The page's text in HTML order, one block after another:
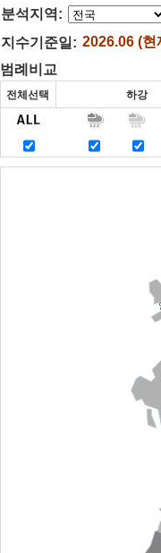
분석지역:
지수기준일: 2026.06 (현
범례비교